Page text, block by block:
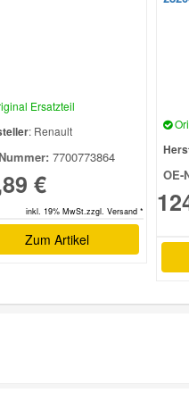
Ersatzteil
: Renault
7700773864
€
inkl. 19% MwSt.zzgl. Versand *
Zum Artikel
OE-